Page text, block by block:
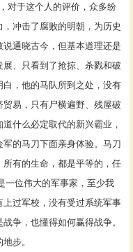
对于这个人的评价，众多纷
冲击了腐败的明朝，为历史
通晓古今，但基本道理还是
、只看到了抢掠、杀戮和破
，他的马队所到之处，没有
易，只有尸横遍野、残屋破
什么必定取代的新兴霸业，
的马刀下面亲身体验。马刀
有的生命，都是平等的，任
一位伟大的军事家，至少我
过军校，没有受过系统军事
争，也懂得如何赢得战争。
步。